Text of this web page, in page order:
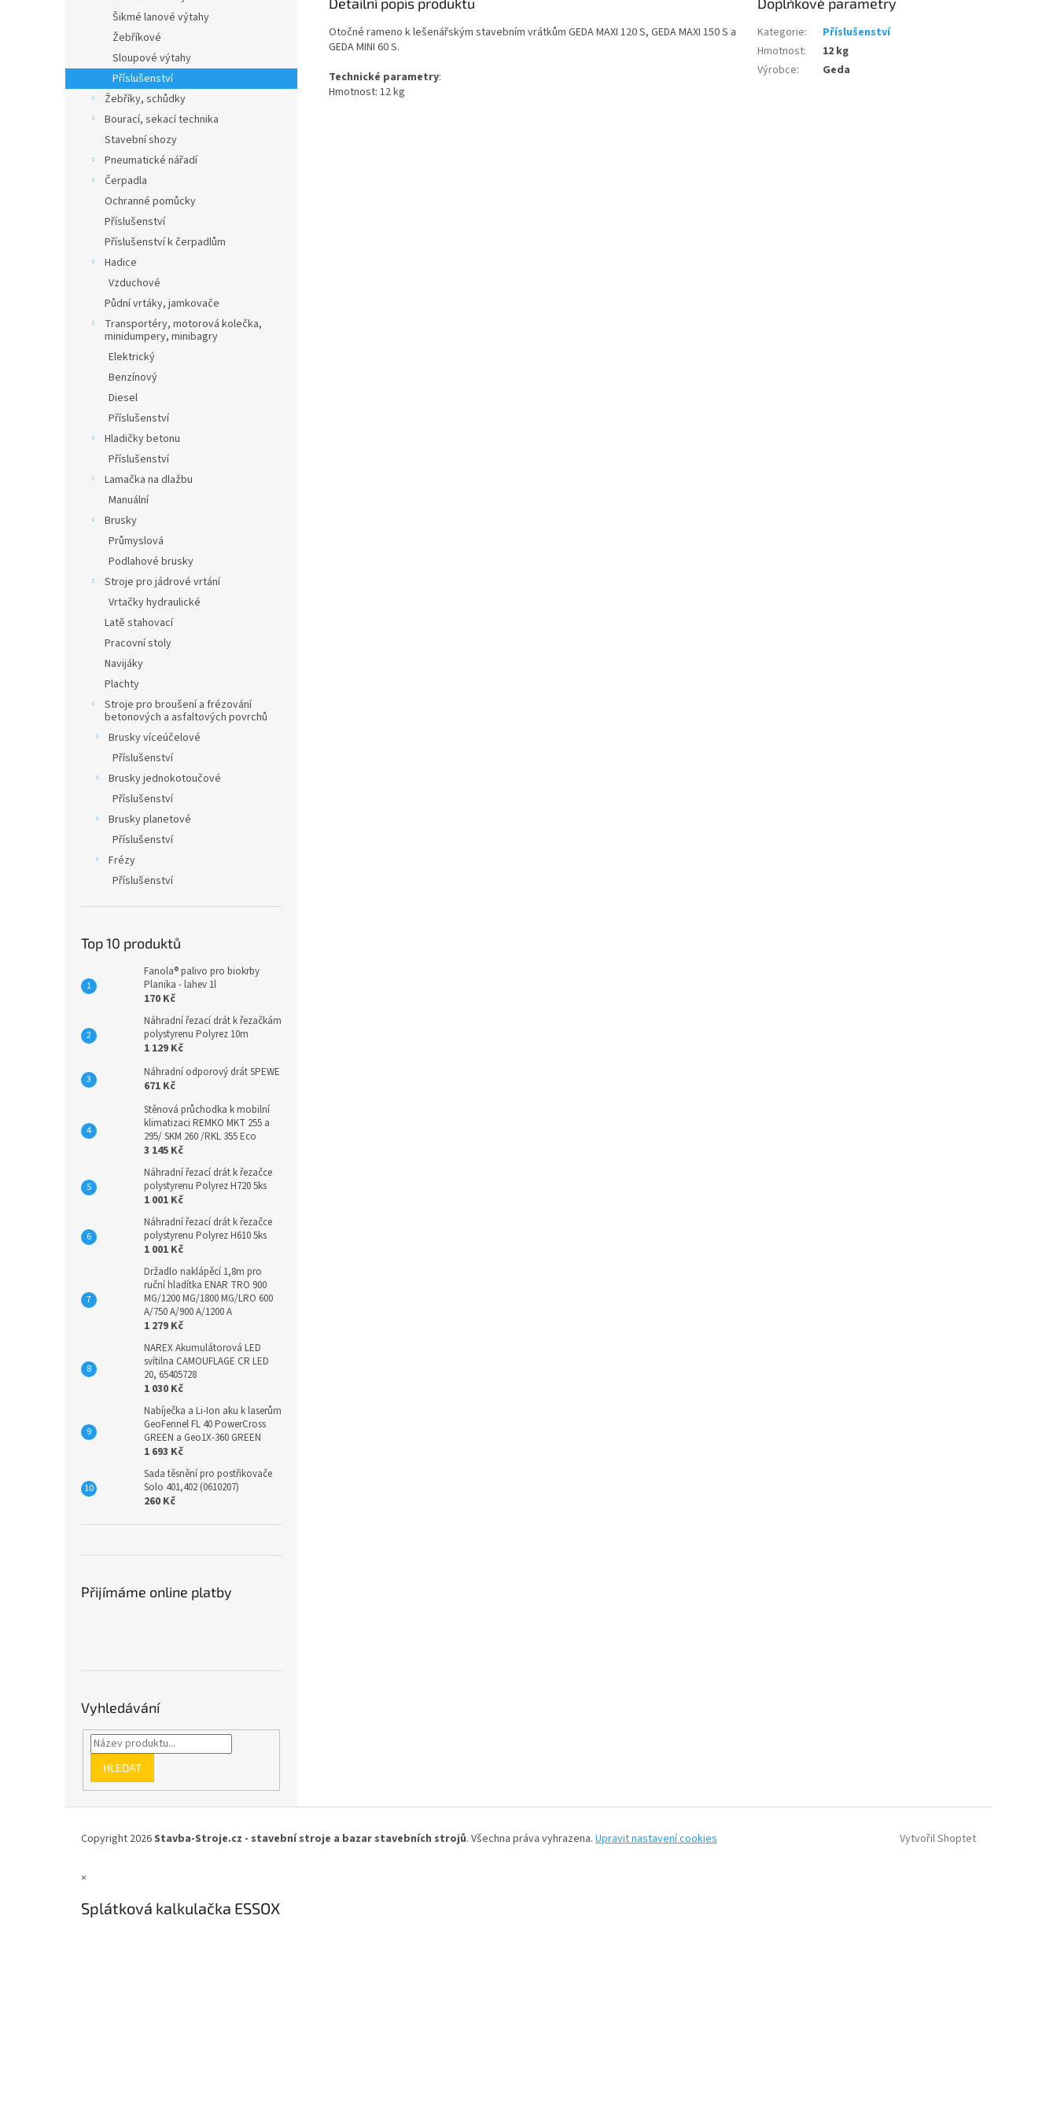
Šikmé lanové výtahy
Žebříkové
Sloupové výtahy
Příslušenství
Žebříky, schůdky
Bourací, sekací technika
Stavební shozy
Pneumatické nářadí
Čerpadla
Ochranné pomůcky
Příslušenství
Příslušenství k čerpadlům
Hadice
Vzduchové
Půdní vrtáky, jamkovače
Transportéry, motorová kolečka,
minidumpery, minibagry
Elektrický
Benzínový
Diesel
Příslušenství
Hladičky betonu
Příslušenství
Lamačka na dlažbu
Manuální
Brusky
Průmyslová
Podlahové brusky
Stroje pro jádrové vrtání
Vrtačky hydraulické
Latě stahovací
Pracovní stoly
Navijáky
Plachty
Stroje pro broušení a frézování
betonových a asfaltových povrchů
Brusky víceúčelové
Příslušenství
Brusky jednokotoučové
Příslušenství
Brusky planetové
Příslušenství
Frézy
Příslušenství
Top 10 produktů
Fanola® palivo pro biokrby
Planika - lahev 1l
170 Kč
Náhradní řezací drát k řezačkám
polystyrenu Polyrez 10m
1 129 Kč
Náhradní odporový drát SPEWE
671 Kč
Stěnová průchodka k mobilní
klimatizaci REMKO MKT 255 a
295/ SKM 260 /RKL 355 Eco
3 145 Kč
Náhradní řezací drát k řezačce
polystyrenu Polyrez H720 5ks
1 001 Kč
Náhradní řezací drát k řezačce
polystyrenu Polyrez H610 5ks
1 001 Kč
Držadlo naklápěcí 1,8m pro
ruční hladítka ENAR TRO 900
MG/1200 MG/1800 MG/LRO 600
A/750 A/900 A/1200 A
1 279 Kč
NAREX Akumulátorová LED
svítilna CAMOUFLAGE CR LED
20, 65405728
1 030 Kč
Nabíječka a Li-Ion aku k laserům
GeoFennel FL 40 PowerCross
GREEN a Geo1X-360 GREEN
1 693 Kč
Sada těsnění pro postřikovače
Solo 401,402 (0610207)
260 Kč
Přijímáme online platby
Vyhledávání
HLEDAT
Otočné rameno k lešenářským stavebním vrátkům GEDA MAXI 120 S, GEDA MAXI 150 S a
GEDA MINI 60 S.
Technické parametry:
Hmotnost: 12 kg
Kategorie:
Příslušenství
Hmotnost:
12 kg
Výrobce: Geda
Vytvořil Shoptet
Copyright 2026Stavba-Stroje.cz - stavební stroje a bazar stavebních strojů. Všechna práva vyhrazena. Upravit nastavení cookies
×
Splátková kalkulačka ESSOX